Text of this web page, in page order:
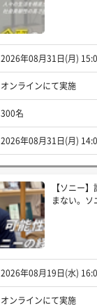
2026年08月31日(月)
オンラインにて実施
300名
2026年08月31日(月)
【ソニー
まない。ソ
2026年08月19日(水)
オンラインにて実施